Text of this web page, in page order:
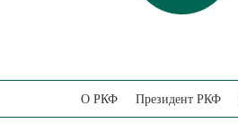
О РКФ Президент РКФ